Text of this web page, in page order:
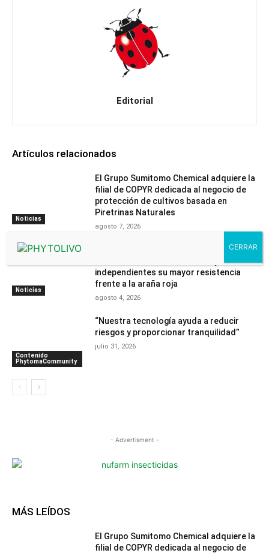
Editorial
Artículos relacionados
Noticias
El Grupo Sumitomo Chemical adquiere la
filial de COPYR dedicada al negocio de
protección de cultivos basada en
Piretrinas Naturales
agosto 7, 2026
Noticias
Havva y Sigal, dos nuevas variedades de
mandarino, confirman en ensayos
independientes su mayor resistencia
frente a la araña roja
agosto 4, 2026
Contenido
PhytomaCommunity
“Nuestra tecnología ayuda a reducir
riesgos y proporcionar tranquilidad”
julio 31, 2026
- Advertisment -
MÁS LEÍDOS
El Grupo Sumitomo Chemical adquiere la
filial de COPYR dedicada al negocio de